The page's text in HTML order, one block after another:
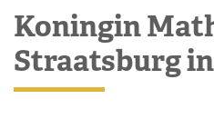
Koningin
Straatsburg